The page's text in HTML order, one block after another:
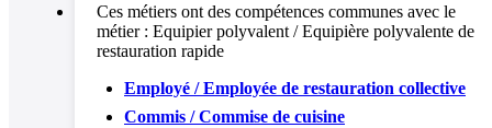
Ces métiers ont des compétences communes avec le
métier : Equipier polyvalent / Equipière polyvalente de
restauration rapide
Employé / Employée de restauration collective
Commis / Commise de cuisine